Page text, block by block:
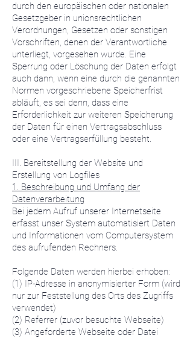
durch den europäischen oder nationalen
Gesetzgeber in unionsrechtlichen
Verordnungen, Gesetzen oder sonstigen
Vorschriften, denen der Verantwortliche
unterliegt, vorgesehen wurde. Eine
Sperrung oder Löschung der Daten erfolgt
auch dann, wenn eine durch die genannten
Normen vorgeschriebene Speicherfrist
abläuft, es sei denn, dass eine
Erforderlichkeit zur weiteren Speicherung
der Daten für einen Vertragsabschluss
oder eine Vertragserfüllung besteht.
III. Bereitstellung der Website und
Erstellung von Logfiles
1. Beschreibung und Umfang der
Datenverarbeitung
Bei jedem Aufruf unserer Internetseite
erfasst unser System automatisiert Daten
und Informationen vom Computersystem
des aufrufenden Rechners.
Folgende Daten werden hierbei erhoben:
(1) IP-Adresse in anonymisierter Form (wird
nur zur Feststellung des Orts des Zugriffs
verwendet)
(2) Referrer (zuvor besuchte Webseite)
(3) Angeforderte Webseite oder Datei